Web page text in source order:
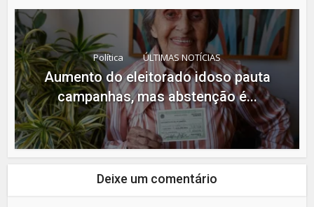
Política ÚLTIMAS NOTÍCIAS
Aumento do eleitorado idoso pauta
campanhas, mas abstenção é...
Deixe um comentário